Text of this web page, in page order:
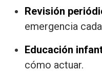
Revisión
emergencia
Educación
cómo actuar.